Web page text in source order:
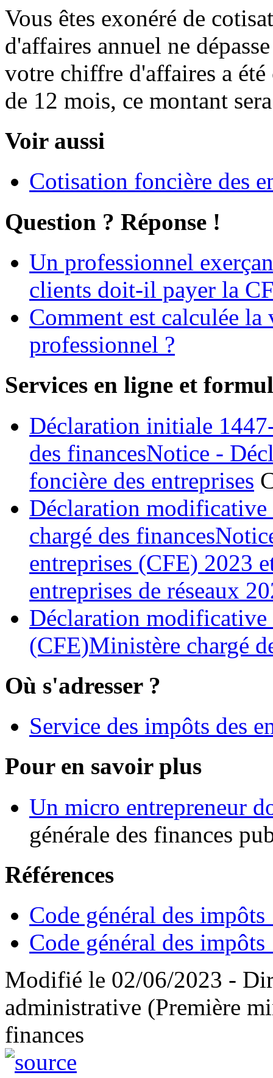
Vous êtes exonéré de
d'affaires annuel ne
votre chiffre d'affaires a
de 12 mois, ce montant
Voir aussi
Cotisation foncière des
Question ? Réponse !
Un professionnel
clients doit-il payer la
Comment est calculée
professionnel ?
Services en ligne et
Déclaration initiale
des financesNotice -
foncière des entreprises
Déclaration
chargé des
entreprises (CFE) 2023
entreprises de réseaux
Déclaration
(CFE)Ministère chargé
Où s'adresser ?
Service des impôts des
Pour en savoir plus
Un micro entrepreneur
générale des finances
Références
Code général des
Code général des
Modifié le 02/06/2023 -
administrative (Première
finances